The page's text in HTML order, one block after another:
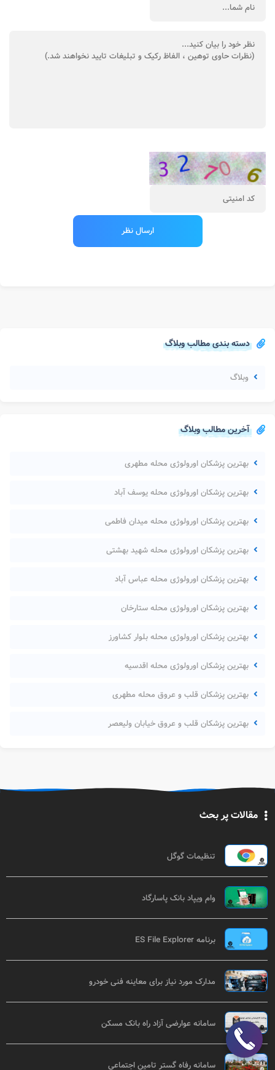
دسته بندی مطالب وبلاگ
وبلاگ
آخرین مطالب وبلاگ
بهترین پزشکان اورولوژی محله مطهری
بهترین پزشکان اورولوژی محله یوسف آباد
بهترین پزشکان اورولوژی محله میدان فاطمی
بهترین پزشکان اورولوژی محله شهید بهشتی
بهترین پزشکان اورولوژی محله عباس آباد
بهترین پزشکان اورولوژی محله ستارخان
بهترین پزشکان اورولوژی محله بلوار کشاورز
بهترین پزشکان اورولوژی محله اقدسیه
بهترین پزشکان قلب و عروق محله مطهری
بهترین پزشکان قلب و عروق خیابان ولیعصر
مقالات پر بحث
تنظیمات گوگل
وام ویپاد بانک پاسارگاد
برنامه ES File Explorer
مدارک مورد نیاز برای معاینه فنی خودرو
سامانه عوارضی آزاد راه بانک مسکن
سامانه رفاه گستر تامین اجتماعی